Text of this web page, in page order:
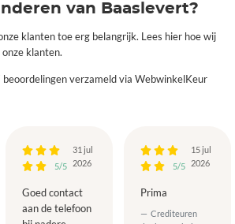
van Baaslevert?
klanten toe erg belangrijk. Lees hier hoe wij
klanten.
beoordelingen verzameld via WebwinkelKeur
5/5
31 jul
2026
Goed contact
aan de telefoon
5/5
15 jul
2026
Prima
Crediteuren